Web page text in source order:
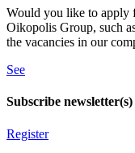
Would you like to apply
Oikopolis Group, such
the vacancies in our
See
Subscribe newsletter(s)
Register